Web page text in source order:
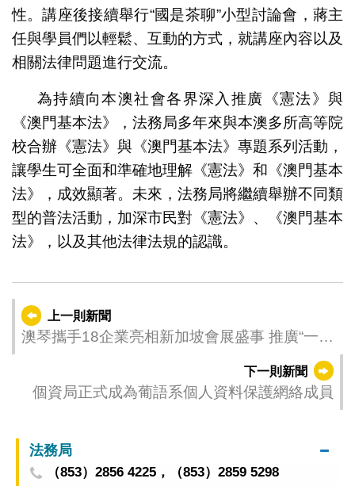
性。講座後接續舉行“國是茶聊”小型討論會，蔣主
任與學員們以輕鬆、互動的方式，就講座內容以及
相關法律問題進行交流。
為持續向本澳社會各界深入推廣《憲法》與
《澳門基本法》，法務局多年來與本澳多所高等院
校合辦《憲法》與《澳門基本法》專題系列活動，
讓學生可全面和準確地理解《憲法》和《澳門基本
法》，成效顯著。未來，法務局將繼續舉辦不同類
型的普法活動，加深市民對《憲法》、《澳門基本
法》，以及其他法律法規的認識。
上一則新聞
澳琴攜手18企業亮相新加坡會展盛事 推廣“一會
下一則新聞
個資局正式成為葡語系個人資料保護網絡成員
法務局
（853）2856 4225，（853）2859 5298